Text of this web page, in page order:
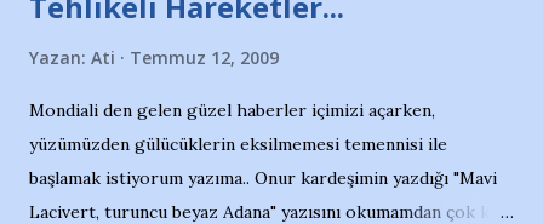
Yazan: Ati Temmuz 12, 2009
Mondiali den gelen güzel haberler içimizi açarken,
yüzümüzden gülücüklerin eksilmemesi temennisi ile
başlamak istiyorum yazıma.. Onur kardeşimin yazdığı "Mavi
Lacivert, turuncu beyaz Adana" yazısını okumamdan çok kısa